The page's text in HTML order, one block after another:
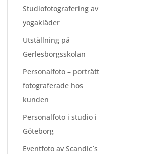
Studiofotografering av
yogakläder
Utställning på
Gerlesborgsskolan
Personalfoto – porträtt
fotograferade hos
kunden
Personalfoto i studio i
Göteborg
Eventfoto av Scandic´s